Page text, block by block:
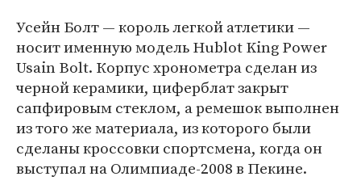
Усейн Болт — король легкой атлетики —
носит именную модель Hublot King Power
Usain Bolt. Корпус хронометра сделан из
черной керамики, циферблат закрыт
сапфировым стеклом, а ремешок выполнен
из того же материала, из которого были
сделаны кроссовки спортсмена, когда он
выступал на Олимпиаде-2008 в Пекине.